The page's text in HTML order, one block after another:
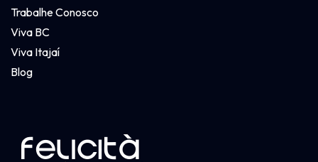
Trabalhe Conosco
Viva BC
Viva Itajaí
Blog